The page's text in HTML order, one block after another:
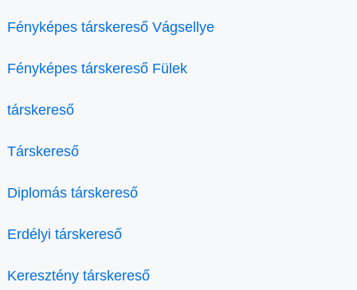
Fényképes társkereső Vágsellye
Fényképes társkereső Fülek
társkereső
Társkereső
Diplomás társkereső
Erdélyi társkereső
Keresztény társkereső